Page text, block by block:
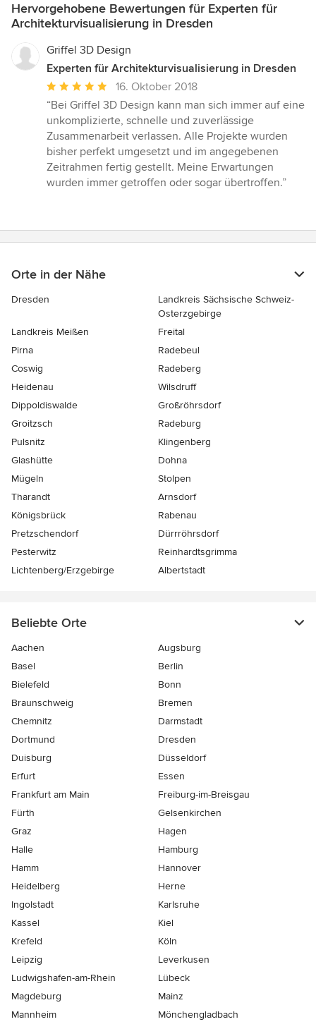
Hervorgehobene Bewertungen für Experten für
Architekturvisualisierung in Dresden
Griffel 3D Design
Experten für Architekturvisualisierung in Dresden
Durchschnittliche
Bewertung:
5
von
5
Sternen
16. Oktober 2018
“Bei Griffel 3D Design kann man sich immer auf eine
unkomplizierte, schnelle und zuverlässige
Zusammenarbeit verlassen. Alle Projekte wurden
bisher perfekt umgesetzt und im angegebenen
Zeitrahmen fertig gestellt. Meine Erwartungen
wurden immer getroffen oder sogar übertroffen.”
Orte in der Nähe
Dresden
Landkreis Sächsische Schweiz-
Osterzgebirge
Landkreis Meißen
Freital
Pirna
Radebeul
Coswig
Radeberg
Heidenau
Wilsdruff
Dippoldiswalde
Großröhrsdorf
Groitzsch
Radeburg
Pulsnitz
Klingenberg
Glashütte
Dohna
Mügeln
Stolpen
Tharandt
Arnsdorf
Königsbrück
Rabenau
Pretzschendorf
Dürrröhrsdorf
Pesterwitz
Reinhardtsgrimma
Lichtenberg/Erzgebirge
Albertstadt
Beliebte Orte
Aachen
Augsburg
Basel
Berlin
Bielefeld
Bonn
Braunschweig
Bremen
Chemnitz
Darmstadt
Dortmund
Dresden
Duisburg
Düsseldorf
Erfurt
Essen
Frankfurt am Main
Freiburg-im-Breisgau
Fürth
Gelsenkirchen
Graz
Hagen
Halle
Hamburg
Hamm
Hannover
Heidelberg
Herne
Ingolstadt
Karlsruhe
Kassel
Kiel
Krefeld
Köln
Leipzig
Leverkusen
Ludwigshafen-am-Rhein
Lübeck
Magdeburg
Mainz
Mannheim
Mönchen­gladbach